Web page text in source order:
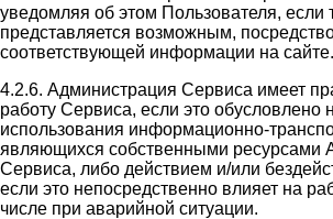
уведомляя об этом Пользователя, если
представляется возможным,
соответствующей информации на сайте.
4.2.6. Администрация Сервиса имеет
работу Сервиса, если это обусловлено
использования информационно-
являющихся собственными ресурсами
Сервиса, либо действием и/или
если это непосредственно влияет на
числе при аварийной ситуации.